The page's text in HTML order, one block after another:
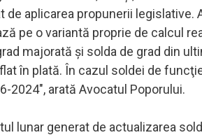
aplicarea propunerii legislative.
pe o variantă proprie de calcul
majorată şi solda de grad din
în plată. În cazul soldei de
2024", arată Avocatul Poporului.
lunar generat de actualizarea